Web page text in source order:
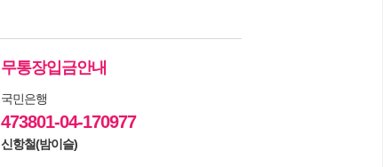
무통장입금안내
국민은행
473801-04-170977
신항철(밤이슬)